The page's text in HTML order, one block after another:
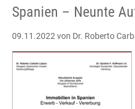
Spanien – Neunte
09.11.2022 von Dr. Roberto